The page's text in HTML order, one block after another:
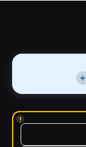
+
!